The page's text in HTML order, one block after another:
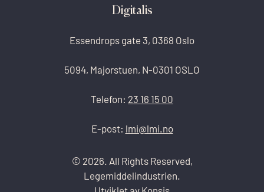
Digitalis
Essendrops gate 3, 0368 Oslo
5094, Majorstuen, N-0301 OSLO
Telefon: 23 16 15 00
E-post: lmi@lmi.no
© 2026. All Rights Reserved,
Legemiddelindustrien.